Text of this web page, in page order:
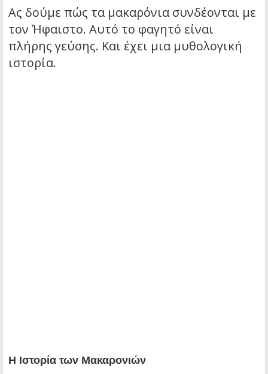
Ας δούμε πώς τα μακαρόνια συνδέονται με
τον Ήφαιστο. Αυτό το φαγητό είναι
πλήρης γεύσης. Και έχει μια μυθολογική
ιστορία.
Η Ιστορία των Μακαρονιών